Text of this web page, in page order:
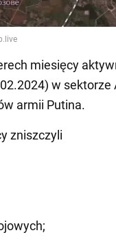
miesięcy
w sektorze
armii Putina.
zniszczyli